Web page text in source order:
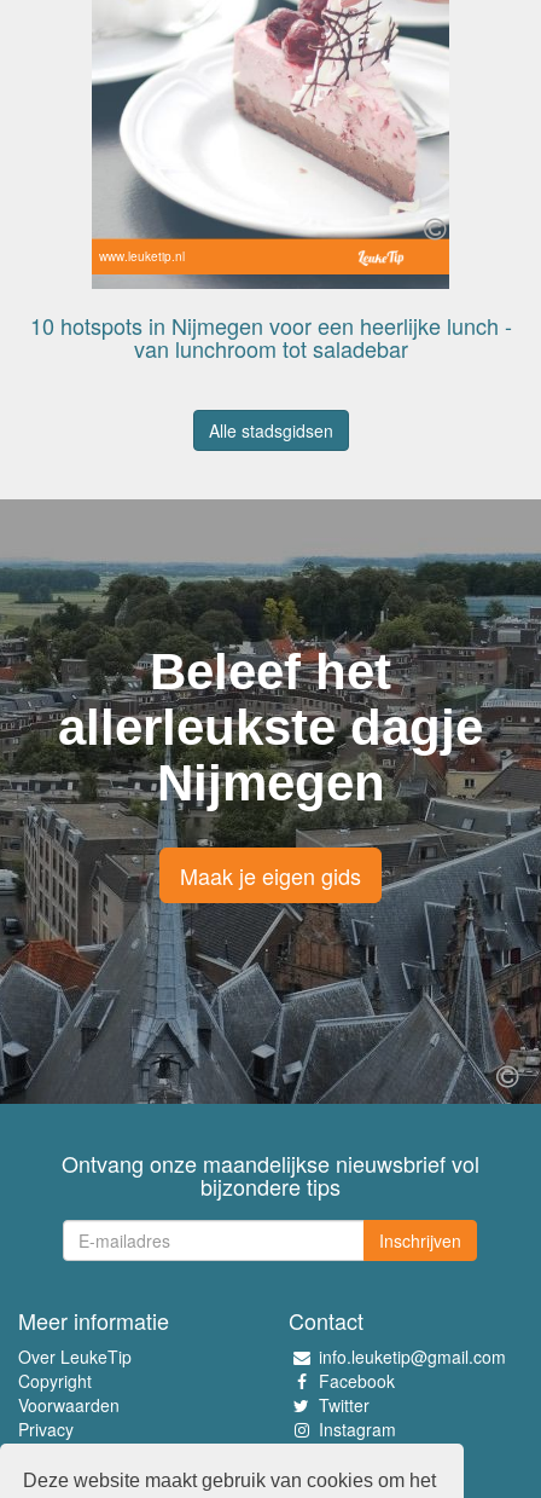
Deze website maakt gebruik van cookies om het
www.leuketip.nl
10 hotspots in Nijmegen voor een heerlijke lunch -
van lunchroom tot saladebar
Alle stadsgidsen
Beleef het
allerleukste dagje
Nijmegen
Maak je eigen gids
Ontvang onze maandelijkse nieuwsbrief vol
bijzondere tips
Inschrijven
Meer informatie
Over LeukeTip
Copyright
Voorwaarden
Privacy
Contact
info.leuketip@gmail.com
Facebook
Twitter
Instagram